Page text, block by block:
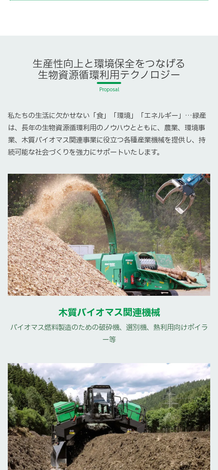
生産性向上と環境保全をつなげる
生物資源循環利用テクノロジー
私たちの生活に欠かせない「食」「環境」「エネルギー」…緑産
は、長年の生物資源循環利用のノウハウとともに、農業、環境事
業、木質バイオマス関連事業に役立つ各種産業機械を提供し、持
続可能な社会づくりを強力にサポートいたします。
木質バイオマス関連機械
バイオマス燃料製造のための破砕機、選別機、熱利用向けボイラ
ー等